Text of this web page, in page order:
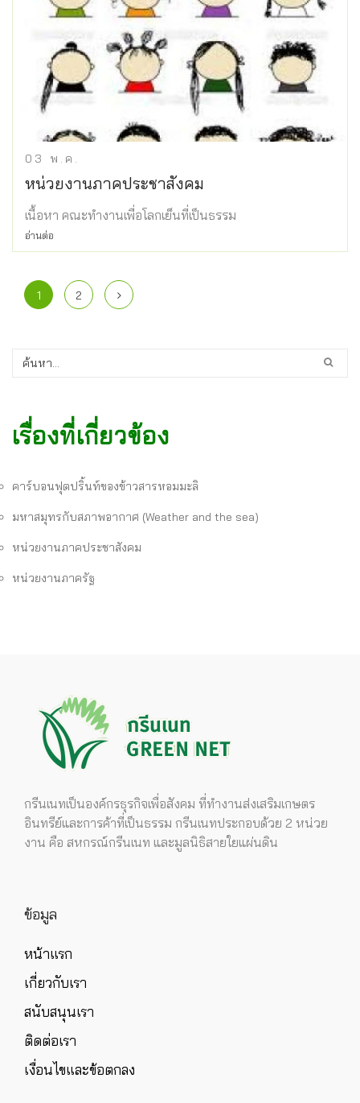
03 พ.ค.
หน่วยงานภาคประชาสังคม
เนื้อหา คณะทำงานเพื่อโลกเย็นที่เป็นธรรม
อ่านต่อ
1 2
เรื่องที่เกี่ยวข้อง
คาร์บอนฟุตปริ้นท์ของข้าวสารหอมมะลิ
มหาสมุทรกับสภาพอากาศ (Weather and the sea)
หน่วยงานภาคประชาสังคม
หน่วยงานภาครัฐ
กรีนเนทเป็นองค์กรธุรกิจเพื่อสังคม ที่ทำงานส่งเสริมเกษตร
อินทรีย์และการค้าที่เป็นธรรม กรีนเนทประกอบด้วย 2 หน่วย
งาน คือ สหกรณ์กรีนเนท และมูลนิธิสายใยแผ่นดิน
ข้อมูล
หน้าแรก
เกี่ยวกับเรา
สนับสนุนเรา
ติดต่อเรา
เงื่อนไขและข้อตกลง